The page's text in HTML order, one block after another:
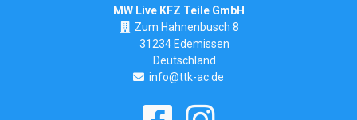
MW Live KFZ Teile GmbH
Zum Hahnenbusch 8
31234 Edemissen
Deutschland
info@ttk-ac.de